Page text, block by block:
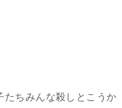
たちみんな殺しとこうか